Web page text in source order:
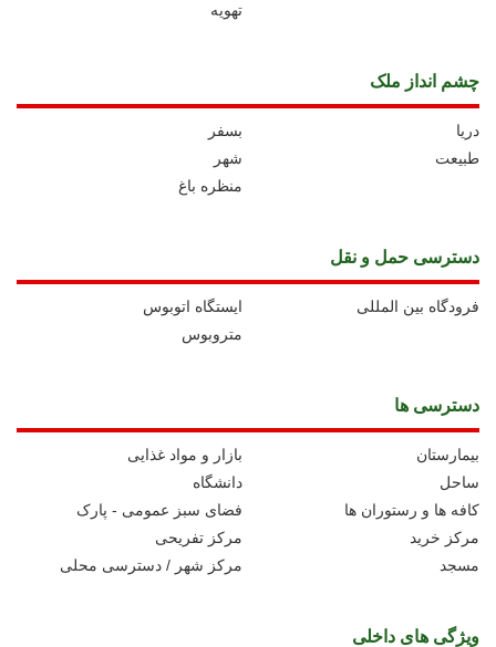
تهویه
چشم انداز ملک
بسفر
دریا
شهر
طبیعت
منظره باغ
دسترسی حمل و نقل
ايستگاه اتوبوس
فرودگاه بین المللی
متروبوس
دسترسی ها
بازار و مواد غذایی
بیمارستان
دانشگاه
ساحل
فضای سبز عمومی - پارک
کافه ها و رستوران ها
مرکز تفریحی
مرکز خرید
مرکز شهر / دسترسی محلی
مسجد
ویژگی های داخلی